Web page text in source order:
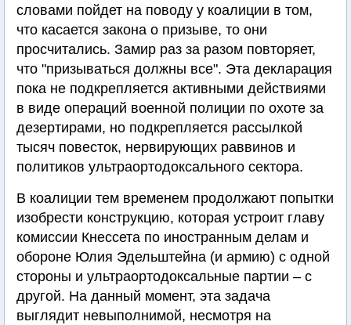
словами пойдет на поводу у коалиции в том,
что касается закона о призыве, то они
просчитались. Замир раз за разом повторяет,
что "призываться должны все". Эта декларация
пока не подкрепляется активными действиями
в виде операций военной полиции по охоте за
дезертирами, но подкрепляется рассылкой
тысяч повесток, нервирующих раввинов и
политиков ультраортодоксального сектора.
В коалиции тем временем продолжают попытки
изобрести конструкцию, которая устроит главу
комиссии Кнессета по иностранным делам и
обороне Юлия Эдельштейна (и армию) с одной
стороны и ультраортодоксальные партии – с
другой. На данный момент, эта задача
выглядит невыполнимой, несмотря на